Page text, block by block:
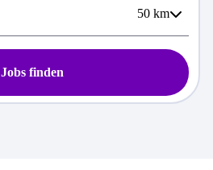
50 km
Jobs finden